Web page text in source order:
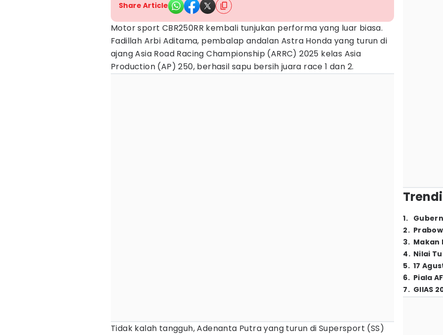
Share Article
Motor sport CBR250RR kembali tunjukan performa yang luar biasa.
Fadillah Arbi Aditama, pembalap andalan Astra Honda yang turun di
ajang Asia Road Racing Championship (ARRC) 2025 kelas Asia
Production (AP) 250, berhasil sapu bersih juara race 1 dan 2.
Tidak kalah tangguh, Adenanta Putra yang turun di Supersport (SS)
1.
2.
3. Makan
4. Nilai
5. 17
6. Piala
7. GIIAS